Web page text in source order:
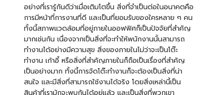
อย่างที่เรารู้กันดีว่าเมื่อเติมโตขึ้น สิ่งที่จำเป็นต่อในอนาคตคือ
การมีหน้าที่การงานที่ดี และเป็นที่ยอมรับของใครหลาย ๆ คน
ทั้งนี้สภาพแวดล้อมที่อยู่ภายในออฟฟิศก็เป็นปัจจัยที่สำคัญ
มากเช่นกัน เนื่องจากเป็นสิ่งที่จะทำให้พนักงานนั้นสามารถ
ทำงานได้อย่างมีความสุข สิ่งของภายในไม่ว่าจะเป็นโต๊ะ
ทำงาน เก้าอี้ หรือสิ่งที่สำคัญภายในก็ถือเป็นเรื่องที่สำคัญ
เป็นอย่างมาก ทั้งนี้การจัดโต๊ะทำงานก็จะต้องเป็นสิ่งที่น่า
สนใจ และมีสิ่งที่สามารถใช้งานได้จริง โดยสิ่งเหล่านี้เป็น
สินค้าที่เรามักจะพบกันได้อยู่แล้ว และเป็นสิ่งที่พวกเขา